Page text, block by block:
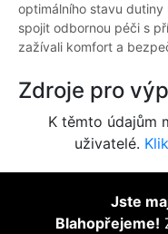
optimálního stavu
spojit odbornou péči s
zažívali komfort a
Zdroje pro
K těmto údajům
uživatelé.
Jste
Blahopřejeme!